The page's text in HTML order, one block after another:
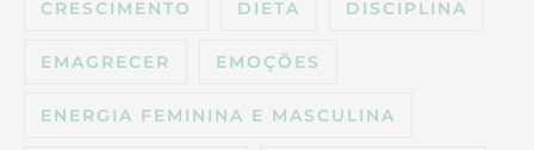
CRESCIMENTO DIETA DISCIPLINA
EMAGRECER EMOÇÕES
ENERGIA FEMININA E MASCULINA